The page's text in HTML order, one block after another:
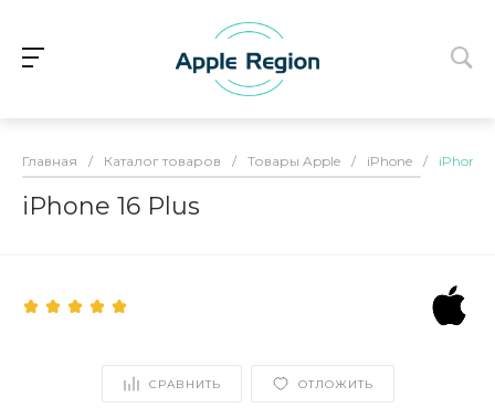
Главная / Каталог товаров / Товары Apple / iPhone / iPhone
iPhone 16 Plus
СРАВНИТЬ ОТЛОЖИТЬ